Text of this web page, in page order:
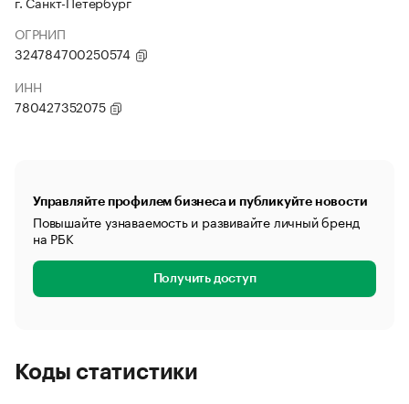
ОГРНИП
324784700250574
ИНН
780427352075
Управляйте профилем бизнеса и публикуйте новости
Повышайте узнаваемость и развивайте личный бренд
на РБК
Получить доступ
Коды статистики